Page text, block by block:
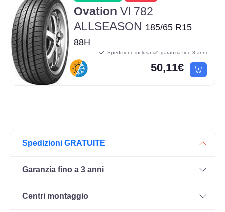
Ovation VI 782
ALLSEASON 185/65 R15
88H
Spedizione inclusa garanzia fino 3 anni
50,11€
Spedizioni GRATUITE
Garanzia fino a 3 anni
Centri montaggio